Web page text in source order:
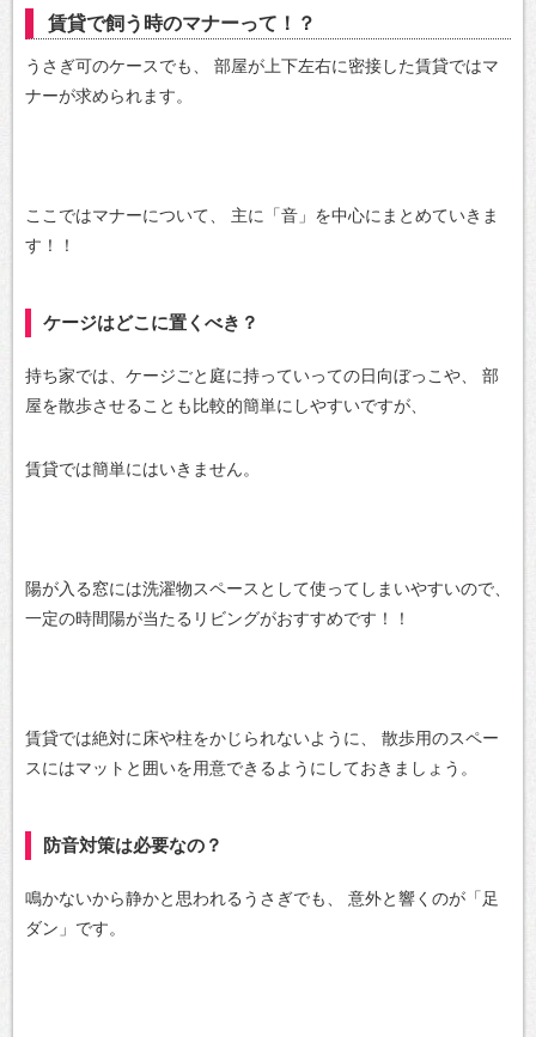
賃貸で飼う時のマナーって！？
うさぎ可のケースでも、
部屋が上下左右に密接した賃貸ではマ
ナーが求められます。
ここではマナーについて、
主に「音」を中心にまとめていきま
す！！
ケージはどこに置くべき？
持ち家では、ケージごと庭に持っていっての日向ぼっこや、
部
屋を散歩させることも比較的簡単にしやすいですが、
賃貸では簡単にはいきません。
陽が入る窓には洗濯物スペースとして使ってしまいやすいので、
一定の時間陽が当たるリビングがおすすめです！！
賃貸では絶対に床や柱をかじられないように、
散歩用のスペー
スにはマットと囲いを用意できるようにしておきましょう。
防音対策は必要なの？
鳴かないから静かと思われるうさぎでも、
意外と響くのが「足
ダン」です。